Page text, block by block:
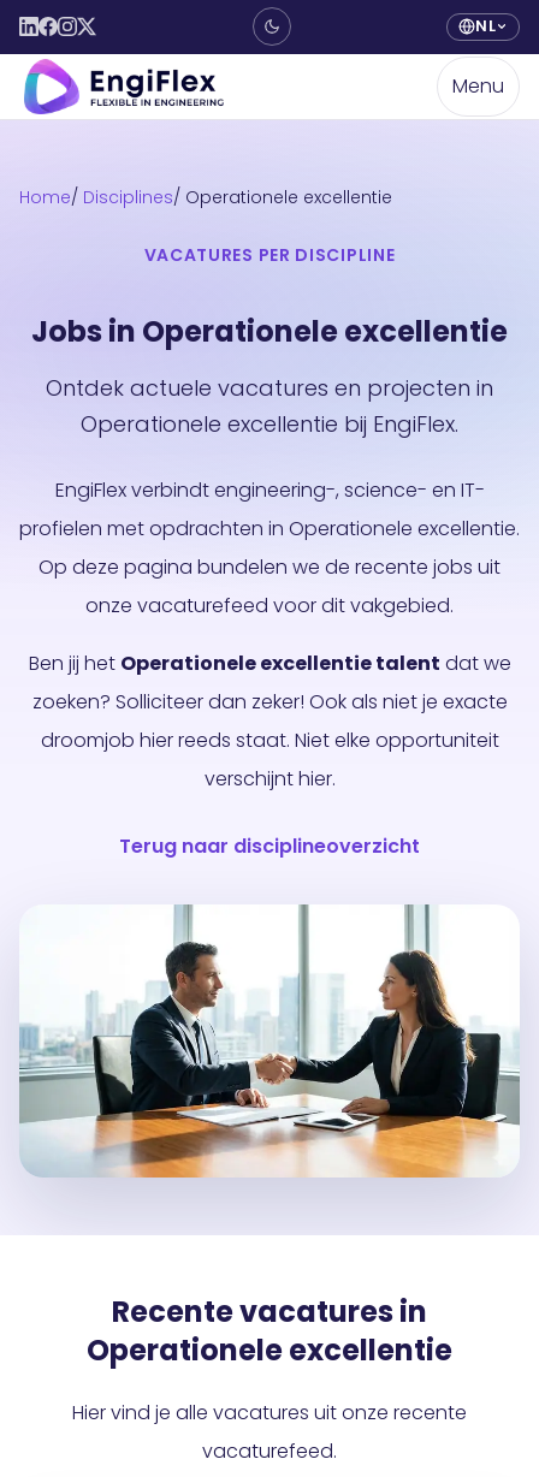
NL
Menu
Home Disciplines Operationele excellentie
VACATURES PER DISCIPLINE
Jobs in Operationele excellentie
Ontdek actuele vacatures en projecten in
Operationele excellentie bij EngiFlex.
EngiFlex verbindt engineering-, science- en IT-
profielen met opdrachten in Operationele excellentie.
Op deze pagina bundelen we de recente jobs uit
onze vacaturefeed voor dit vakgebied.
Ben jij het Operationele excellentie talent dat we
zoeken? Solliciteer dan zeker! Ook als niet je exacte
droomjob hier reeds staat. Niet elke opportuniteit
verschijnt hier.
Terug naar disciplineoverzicht
Recente vacatures in
Operationele excellentie
Hier vind je alle vacatures uit onze recente
vacaturefeed.